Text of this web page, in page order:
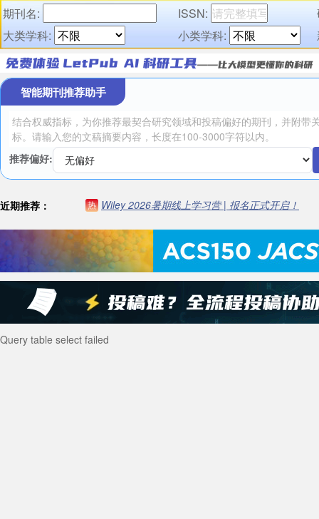
期刊名: ISSN:
大类学科:
小类学科:
智能期刊推荐助手
推荐偏好:
近期推荐： 热 Wiley 2026暑期线上学习营 | 报名正式开启！
Query table select failed